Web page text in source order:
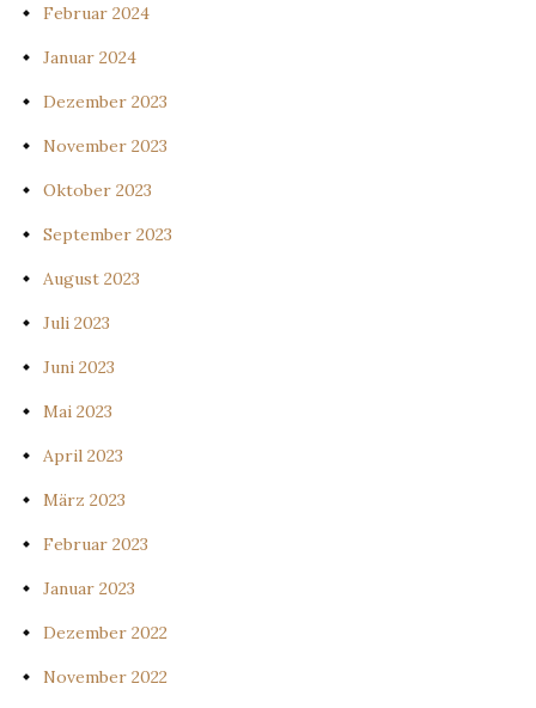
Februar 2024
Januar 2024
Dezember 2023
November 2023
Oktober 2023
September 2023
August 2023
Juli 2023
Juni 2023
Mai 2023
April 2023
März 2023
Februar 2023
Januar 2023
Dezember 2022
November 2022